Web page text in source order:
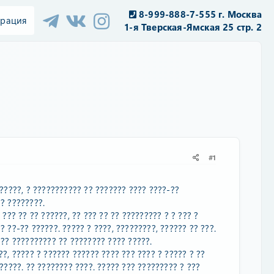
8-999-888-7-555 г. Москва
1-я Тверская-Ямская 25 стр. 2
#1
? ??????????? ?? ??????? ???? ????-??
????????.
?? ?? ??????, ?? ??? ?? ?? ????????? ? ? ??? ?
??-?? ??????. ????? ? ????, ?????????, ?????? ?? ???.
?????????? ?? ???????? ???? ?????.
????? ? ?????? ?????? ???? ??? ???? ? ????? ? ??
?? ???????? ????. ????? ??? ????????? ? ???